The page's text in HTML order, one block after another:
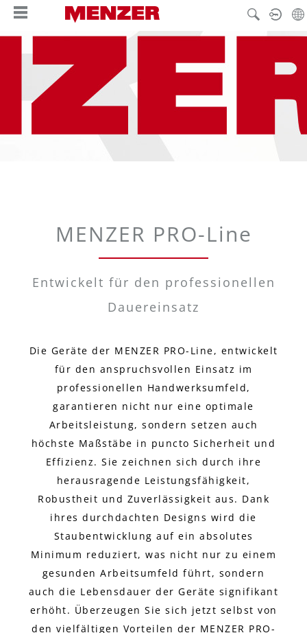
springen
MENZER PRO-Line
Entwickelt für den professionellen
Dauereinsatz
Die Geräte der MENZER PRO-Line, entwickelt
für den anspruchsvollen Einsatz im
professionellen Handwerksumfeld,
garantieren nicht nur eine optimale
Arbeitsleistung, sondern setzen auch
höchste Maßstäbe in puncto Sicherheit und
Effizienz. Sie zeichnen sich durch ihre
herausragende Leistungsfähigkeit,
Robustheit und Zuverlässigkeit aus. Dank
ihres durchdachten Designs wird die
Staubentwicklung auf ein absolutes
Minimum reduziert, was nicht nur zu einem
gesunden Arbeitsumfeld führt, sondern
auch die Lebensdauer der Geräte signifikant
erhöht. Überzeugen Sie sich jetzt selbst von
den vielfältigen Vorteilen der MENZER PRO-